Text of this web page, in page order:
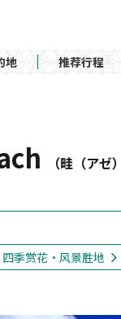
地 推荐行程
（畦（アゼ
季赏花・风景胜地